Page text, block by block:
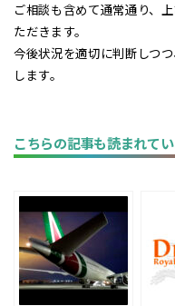
ご相談も含めて通常通り、
ただきます。
今後状況を適切に判断しつ
します。
こちらの記事も読まれて